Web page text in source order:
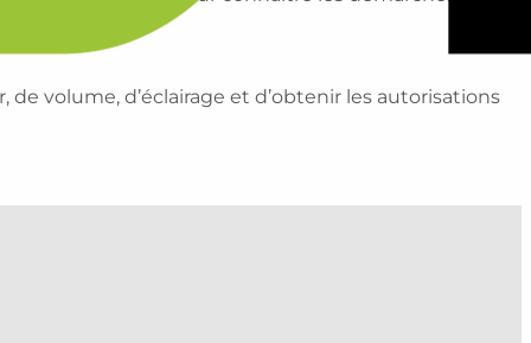
volume, d’éclairage et d’obtenir les autorisations